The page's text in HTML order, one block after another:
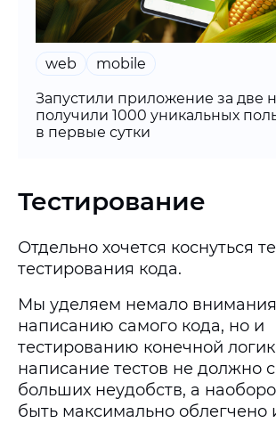
web mobile
Запустили приложение за две
получили 1000 уникальных
в первые сутки
Тестирование
Отдельно хочется коснуться
тестирования кода.
Мы уделяем немало внимания
написанию самого кода, но и
тестированию конечной
написание тестов не должно
больших неудобств, а
быть максимально облегчено